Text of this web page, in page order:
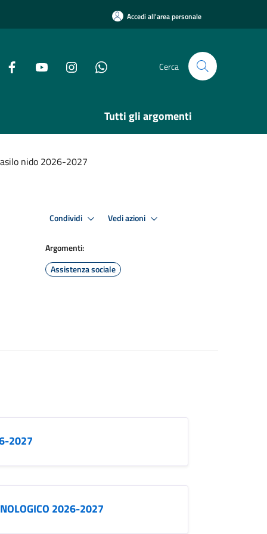
Accedi all'area personale
Cerca
Tutti gli argomenti
nido 2026-2027
Condividi Vedi azioni
Argomenti:
Assistenza sociale
2027
2026-2027